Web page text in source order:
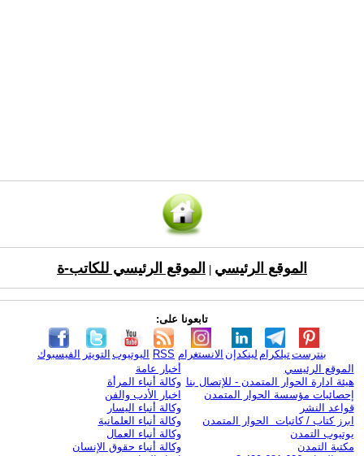
الموقع الرئيسي الموقع الرئيسي للكاتب-ة
تابعونا على:
الفيسبوك التويتر اليوتيوب RSS الانستغرام لينكدإن تيلكرامبنترست
الموقع الرئيسي
هيئة ادارة الحوار المتمدن - للإتصال بنا
إحصائيات مؤسسة الحوار المتمدن
قواعد النشر
ابرز كتاب / كاتبات الحوار المتمدن
يوتيوب التمدن
مكتبة التمدن
أخبار عامة
وكالة أنباء المرأة
اخبار الأدب والفن
وكالة أنباء اليسار
وكالة أنباء العلمانية
وكالة أنباء العمال
وكالة أنباء حقوق الإنسان